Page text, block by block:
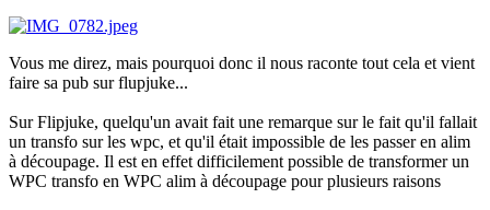
Vous me direz, mais pourquoi donc il nous raconte tout cela et vient
faire sa pub sur flupjuke...
Sur Flipjuke, quelqu'un avait fait une remarque sur le fait qu'il fallait
un transfo sur les wpc, et qu'il était impossible de les passer en alim
à découpage. Il est en effet difficilement possible de transformer un
WPC transfo en WPC alim à découpage pour plusieurs raisons